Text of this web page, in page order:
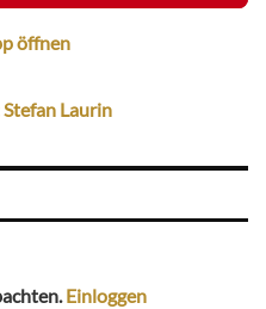
öffnen
Laurin
Einloggen